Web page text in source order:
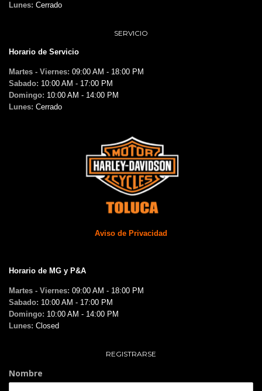
Lunes: Cerrado
SERVICIO
Horario de Servicio
Martes - Viernes: 09:00 AM - 18:00 PM
Sabado: 10:00 AM - 17:00 PM
Domingo: 10:00 AM - 14:00 PM
Lunes: Cerrado
Aviso de Privacidad
Horario de MG y P&A
Martes - Viernes: 09:00 AM - 18:00 PM
Sabado: 10:00 AM - 17:00 PM
Domingo: 10:00 AM - 14:00 PM
Lunes: Closed
REGISTRARSE
Nombre